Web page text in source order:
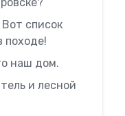
список
походе!
наш дом.
и лесной